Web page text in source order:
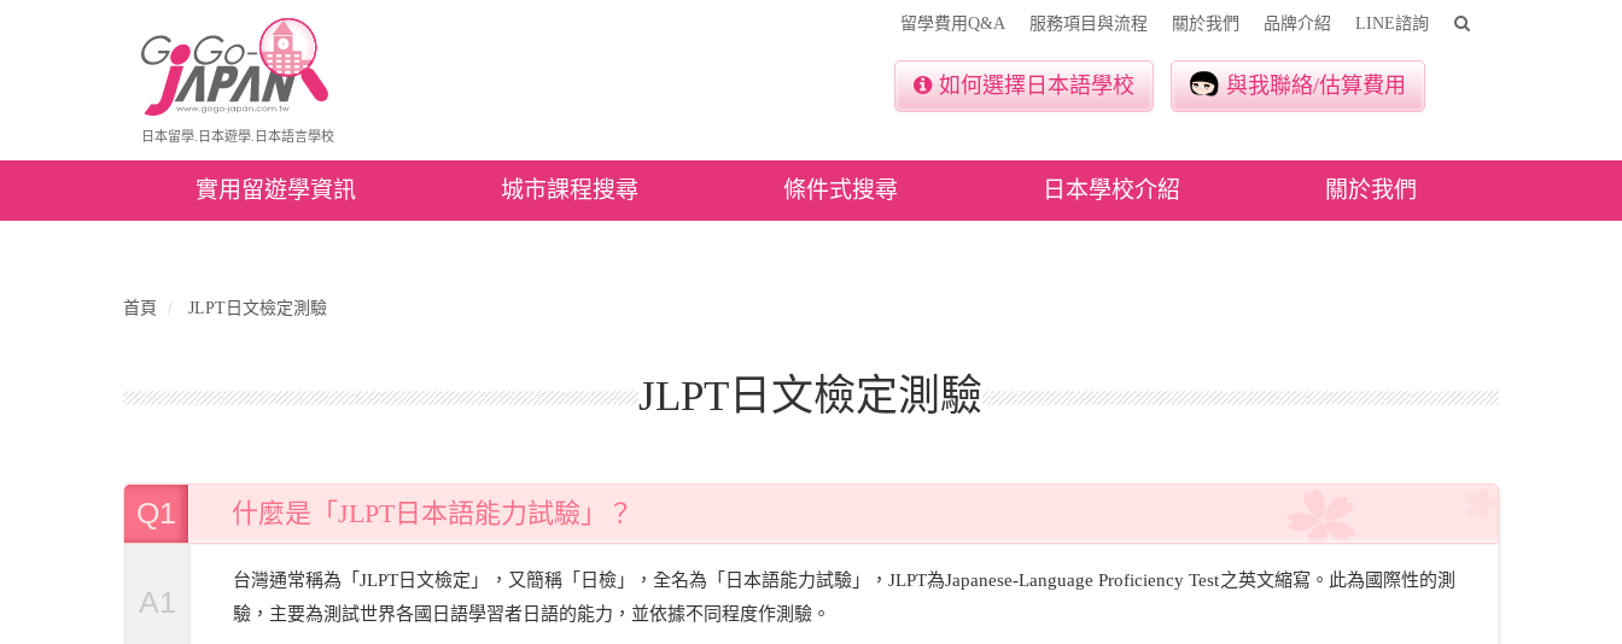
日本留學.日本遊學.日本語言學校
留學費用Q&A 服務項目與流程 關於我們 品牌介紹 LINE諮詢
如何選擇日本語學校 與我聯絡/估算費用
實用留遊學資訊 城市課程搜尋 條件式搜尋 日本學校介紹 關於我們
首頁 JLPT日文檢定測驗
JLPT日文檢定測驗
Q1 什麼是「JLPT日本語能力試驗」？
A1
台灣通常稱為「JLPT日文檢定」，又簡稱「日檢」，全名為「日本語能力試驗」，JLPT為Japanese-Language Proficiency Test之英文縮寫。此為國際性的測
驗，主要為測試世界各國日語學習者日語的能力，並依據不同程度作測驗。